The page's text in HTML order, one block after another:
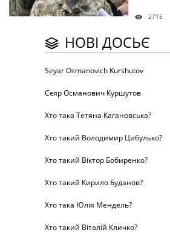
2715
НОВІ ДОСЬЄ
Seyar Osmanovich Kurshutov
Сєяр Османович Куршутов
Хто така Тетяна Кагановська?
Хто такий Володимир Цибулько?
Хто такий Віктор Бобиренко?
Хто такий Кирило Буданов?
Хто така Юлія Мендель?
Хто такий Віталій Кличко?